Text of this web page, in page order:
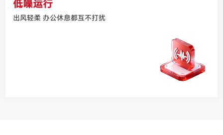
低噪运行
出风轻柔 办公休息都互不打扰